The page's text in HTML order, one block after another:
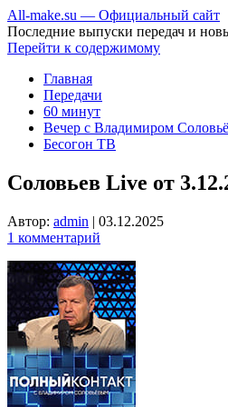
All-make.su — Официальный сайт
Последние выпуски передач и
Перейти к содержимому
Главная
Передачи
60 минут
Вечер с Владимиром
Бесогон ТВ
Соловьев Live от
Автор: admin | 03.12.2025
1 комментарий